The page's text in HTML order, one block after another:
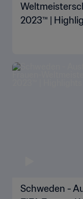
2023™ |
Schweden -